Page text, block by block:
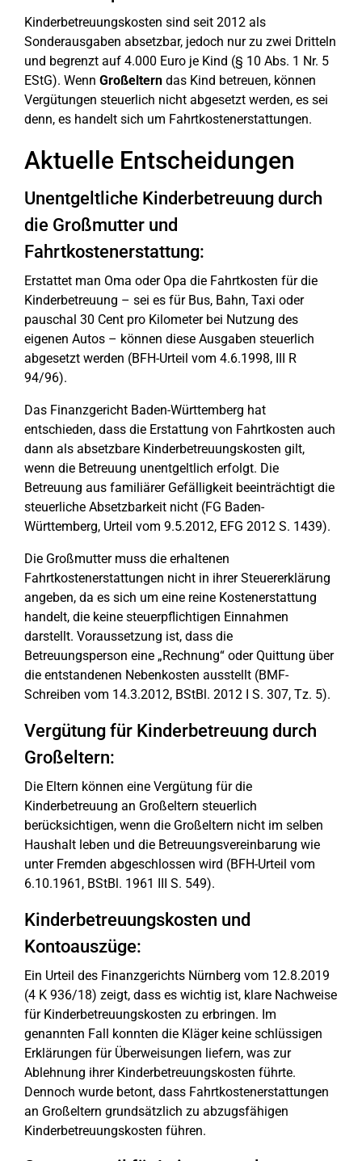
Kinderbetreuungskosten sind seit 2012 als
Sonderausgaben absetzbar, jedoch nur zu zwei Dritteln
und begrenzt auf 4.000 Euro je Kind (§ 10 Abs. 1 Nr. 5
EStG). Wenn Großeltern das Kind betreuen, können
Vergütungen steuerlich nicht abgesetzt werden, es sei
denn, es handelt sich um Fahrtkostenerstattungen.
Aktuelle Entscheidungen
Unentgeltliche Kinderbetreuung durch
die Großmutter und
Fahrtkostenerstattung:
Erstattet man Oma oder Opa die Fahrtkosten für die
Kinderbetreuung – sei es für Bus, Bahn, Taxi oder
pauschal 30 Cent pro Kilometer bei Nutzung des
eigenen Autos – können diese Ausgaben steuerlich
abgesetzt werden (BFH-Urteil vom 4.6.1998, III R
94/96).
Das Finanzgericht Baden-Württemberg hat
entschieden, dass die Erstattung von Fahrtkosten auch
dann als absetzbare Kinderbetreuungskosten gilt,
wenn die Betreuung unentgeltlich erfolgt. Die
Betreuung aus familiärer Gefälligkeit beeinträchtigt die
steuerliche Absetzbarkeit nicht (FG Baden-
Württemberg, Urteil vom 9.5.2012, EFG 2012 S. 1439).
Die Großmutter muss die erhaltenen
Fahrtkostenerstattungen nicht in ihrer Steuererklärung
angeben, da es sich um eine reine Kostenerstattung
handelt, die keine steuerpflichtigen Einnahmen
darstellt. Voraussetzung ist, dass die
Betreuungsperson eine „Rechnung“ oder Quittung über
die entstandenen Nebenkosten ausstellt (BMF-
Schreiben vom 14.3.2012, BStBl. 2012 I S. 307, Tz. 5).
Vergütung für Kinderbetreuung durch
Großeltern:
Die Eltern können eine Vergütung für die
Kinderbetreuung an Großeltern steuerlich
berücksichtigen, wenn die Großeltern nicht im selben
Haushalt leben und die Betreuungsvereinbarung wie
unter Fremden abgeschlossen wird (BFH-Urteil vom
6.10.1961, BStBl. 1961 III S. 549).
Kinderbetreuungskosten und
Kontoauszüge:
Ein Urteil des Finanzgerichts Nürnberg vom 12.8.2019
(4 K 936/18) zeigt, dass es wichtig ist, klare Nachweise
für Kinderbetreuungskosten zu erbringen. Im
genannten Fall konnten die Kläger keine schlüssigen
Erklärungen für Überweisungen liefern, was zur
Ablehnung ihrer Kinderbetreuungskosten führte.
Dennoch wurde betont, dass Fahrtkostenerstattungen
an Großeltern grundsätzlich zu abzugsfähigen
Kinderbetreuungskosten führen.